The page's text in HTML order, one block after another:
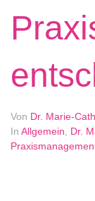
Von Dr. Marie-
In Allgemein Dr.